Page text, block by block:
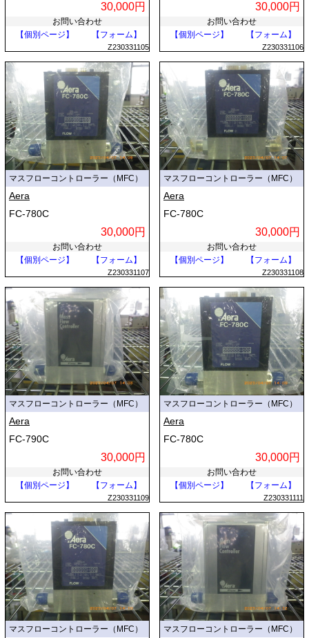
30,000円
お問い合わせ
【個別ページ】
【フォーム】
Z230331105
30,000円
お問い合わせ
【個別ページ】
【フォーム】
Z230331106
マスフローコントローラー（MFC）
Aera
FC-780C
30,000円
お問い合わせ
【個別ページ】
【フォーム】
Z230331107
マスフローコントローラー（MFC）
Aera
FC-780C
30,000円
お問い合わせ
【個別ページ】
【フォーム】
Z230331108
マスフローコントローラー（MFC）
Aera
FC-790C
30,000円
お問い合わせ
【個別ページ】
【フォーム】
Z230331109
マスフローコントローラー（MFC）
Aera
FC-780C
30,000円
お問い合わせ
【個別ページ】
【フォーム】
Z230331111
マスフローコントローラー（MFC） マスフローコントローラー（MFC）